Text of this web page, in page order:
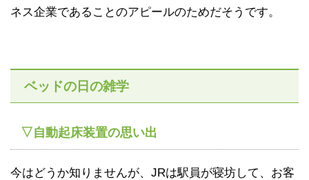
ネス企業であることのアピールのためだそうです。
ベッドの日の雑学
▽自動起床装置の思い出
今はどうか知りませんが、JRは駅員が寝坊して、お客